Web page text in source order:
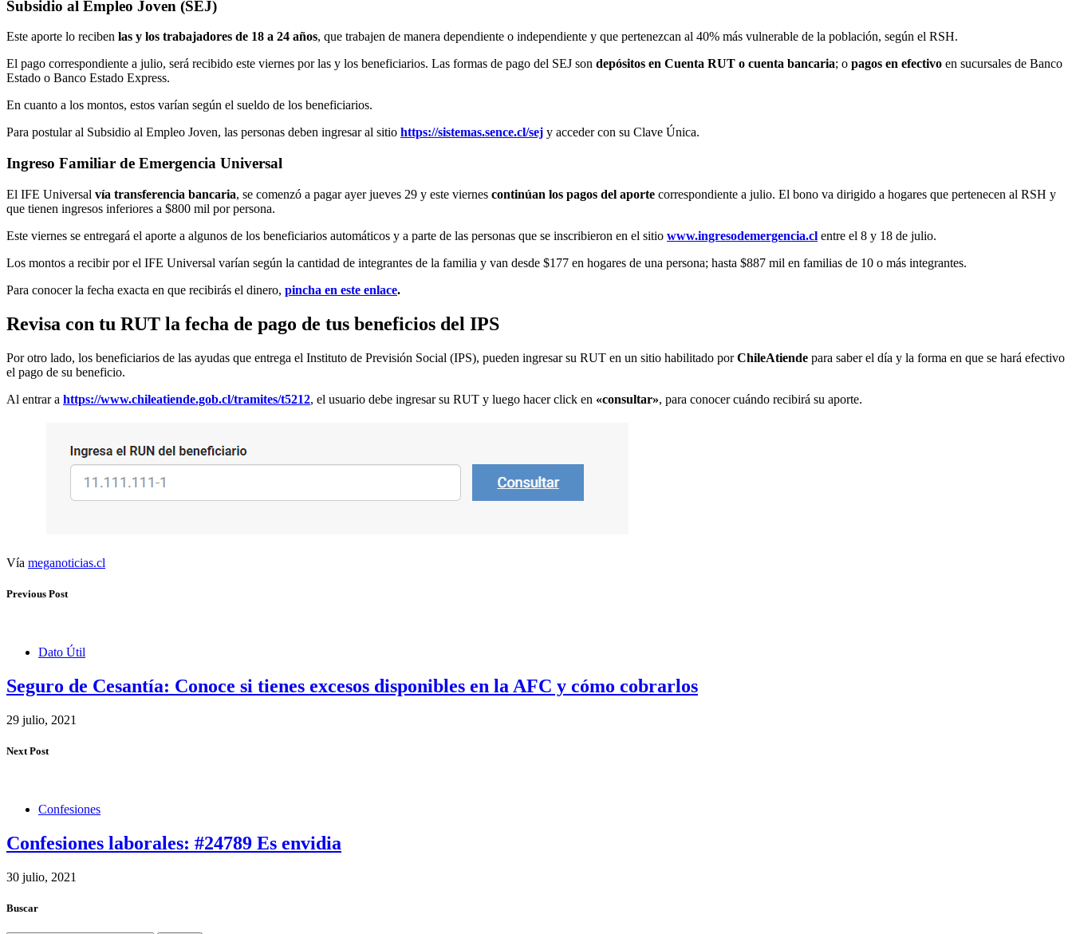
Subsidio al Empleo Joven (SEJ)
Este aporte lo reciben las y los trabajadores de 18 a 24 años, que trabajen de manera dependiente o independiente y que pertenezcan al 40% más vulnerable de la población, según el RSH.
El pago correspondiente a julio, será recibido este viernes por las y los beneficiarios. Las formas de pago del SEJ son depósitos en Cuenta RUT o cuenta bancaria; o pagos en efectivo en sucursales de Banco
Estado o Banco Estado Express.
En cuanto a los montos, estos varían según el sueldo de los beneficiarios.
Para postular al Subsidio al Empleo Joven, las personas deben ingresar al sitio https://sistemas.sence.cl/sej y acceder con su Clave Única.
Ingreso Familiar de Emergencia Universal
El IFE Universal vía transferencia bancaria, se comenzó a pagar ayer jueves 29 y este viernes continúan los pagos del aporte correspondiente a julio. El bono va dirigido a hogares que pertenecen al RSH y
que tienen ingresos inferiores a $800 mil por persona.
Este viernes se entregará el aporte a algunos de los beneficiarios automáticos y a parte de las personas que se inscribieron en el sitio www.ingresodemergencia.cl entre el 8 y 18 de julio.
Los montos a recibir por el IFE Universal varían según la cantidad de integrantes de la familia y van desde $177 en hogares de una persona; hasta $887 mil en familias de 10 o más integrantes.
Para conocer la fecha exacta en que recibirás el dinero, pincha en este enlace.
Revisa con tu RUT la fecha de pago de tus beneficios del IPS
Por otro lado, los beneficiarios de las ayudas que entrega el Instituto de Previsión Social (IPS), pueden ingresar su RUT en un sitio habilitado porChileAtiende para saber el día y la forma en que se hará efectivo
el pago de su beneficio.
Al entrar a https://www.chileatiende.gob.cl/tramites/t5212, el usuario debe ingresar su RUT y luego hacer click en «consultar», para conocer cuándo recibirá su aporte.
Vía meganoticias.cl
Previous Post
Dato Útil
Seguro de Cesantía: Conoce si tienes excesos disponibles en la AFC y cómo cobrarlos
29 julio, 2021
Next Post
Confesiones
Confesiones laborales: #24789 Es envidia
30 julio, 2021
Buscar